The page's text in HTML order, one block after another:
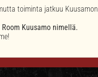
toiminta jatkuu
Kuusamo nimellä.